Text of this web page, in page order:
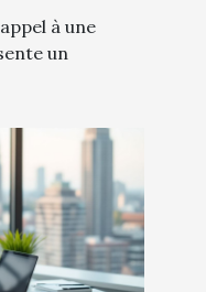
à une
un